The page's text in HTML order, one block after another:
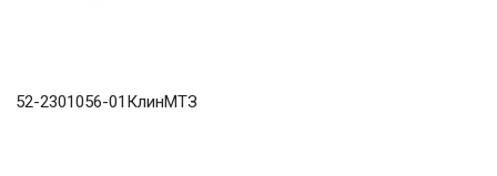
52-2301056-01КлинМТЗ